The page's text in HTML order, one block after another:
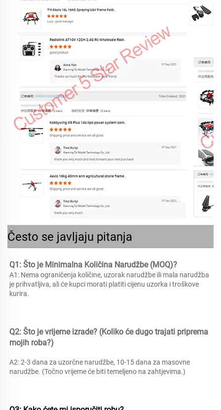
Često se javljaju pitanja
Q1: Što je Minimalna Količina Narudžbe (MOQ)?
A1: Nema ograničenja količine, uzorak narudžbe ili mala narudžba
je prihvatljiva, ali će kupci morati platiti cijenu uzorka i troškove
kurira.
Q2: Što je vrijeme izrade? (Koliko će dugo trajati priprema
mojih roba?)
A2: 2-3 dana za uzorčne narudžbe, 10-15 dana za masovne
narudžbe. (Točno vrijeme će biti temeljeno na zahtjevima.)